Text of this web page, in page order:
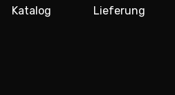
Katalog Lieferung